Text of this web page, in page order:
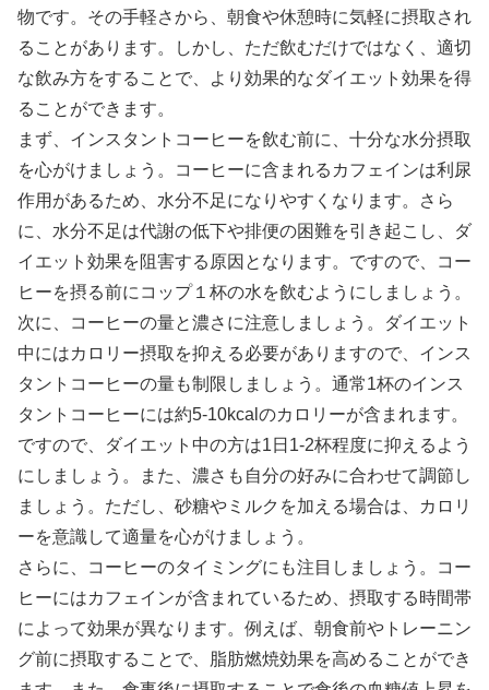
物です。その手軽さから、朝食や休憩時に気軽に摂取され
ることがあります。しかし、ただ飲むだけではなく、適切
な飲み方をすることで、より効果的なダイエット効果を得
ることができます。
まず、インスタントコーヒーを飲む前に、十分な水分摂取
を心がけましょう。コーヒーに含まれるカフェインは利尿
作用があるため、水分不足になりやすくなります。さら
に、水分不足は代謝の低下や排便の困難を引き起こし、ダ
イエット効果を阻害する原因となります。ですので、コー
ヒーを摂る前にコップ１杯の水を飲むようにしましょう。
次に、コーヒーの量と濃さに注意しましょう。ダイエット
中にはカロリー摂取を抑える必要がありますので、インス
タントコーヒーの量も制限しましょう。通常1杯のインス
タントコーヒーには約5-10kcalのカロリーが含まれます。
ですので、ダイエット中の方は1日1-2杯程度に抑えるよう
にしましょう。また、濃さも自分の好みに合わせて調節し
ましょう。ただし、砂糖やミルクを加える場合は、カロリ
ーを意識して適量を心がけましょう。
さらに、コーヒーのタイミングにも注目しましょう。コー
ヒーにはカフェインが含まれているため、摂取する時間帯
によって効果が異なります。例えば、朝食前やトレーニン
グ前に摂取することで、脂肪燃焼効果を高めることができ